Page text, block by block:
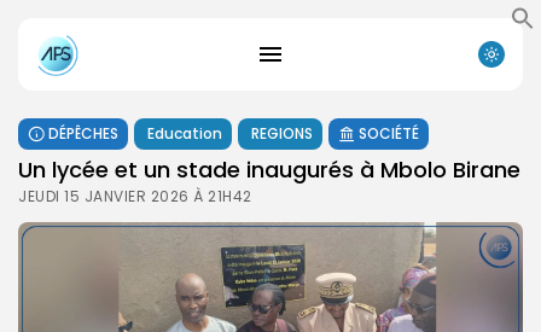
DÉPÊCHES Education REGIONS SOCIÉTÉ
Un lycée et un stade inaugurés à Mbolo Birane
JEUDI 15 JANVIER 2026 À 21H42